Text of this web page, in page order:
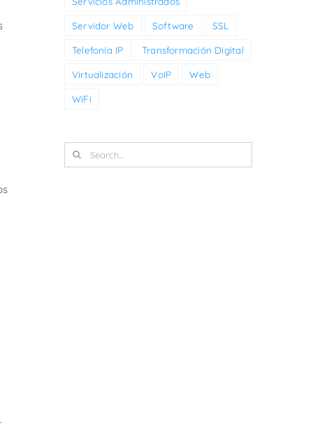
Servidor Web Software SSL
Telefonía IP Transformación Digital
Virtualización VoIP Web
WiFi
Search
for: